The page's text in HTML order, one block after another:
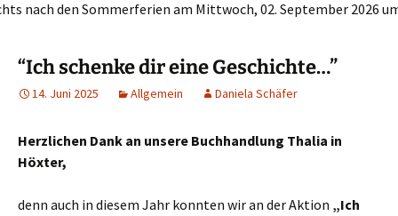
springen
den Sommerferien am Mittwoch, 02. September 2026 um
“Ich schenke dir eine Geschichte…”
14. Juni 2025 Allgemein Daniela Schäfer
Herzlichen Dank an unsere Buchhandlung Thalia in
Höxter,
denn auch in diesem Jahr konnten wir an der Aktion „Ich